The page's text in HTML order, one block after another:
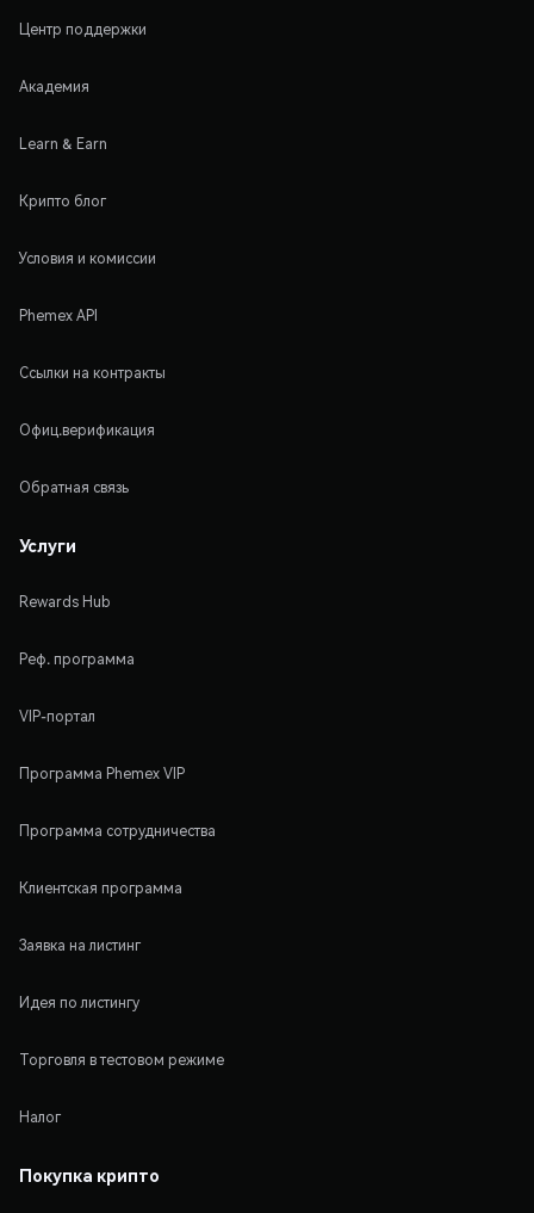
Центр поддержки
Академия
Learn & Earn
Крипто блог
Условия и комиссии
Phemex API
Ссылки на контракты
Офиц.верификация
Обратная связь
Услуги
Rewards Hub
Реф. программа
VIP-портал
Программа Phemex VIP
Программа сотрудничества
Клиентская программа
Заявка на листинг
Идея по листингу
Торговля в тестовом режиме
Налог
Покупка крипто